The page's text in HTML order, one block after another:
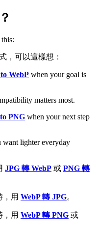
，可以這樣想：
WebP when your goal is
matters most.
PNG when your next step
want lighter everyday
JPG 轉 WebP 或 PNG 轉
，用 WebP 轉 JPG。
，用 WebP 轉 PNG 或